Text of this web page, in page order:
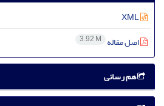
اصل مقاله 3.92 M
هم رسانی